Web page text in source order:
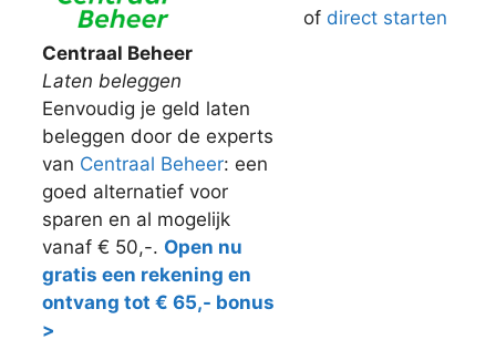
Centraal Beheer
Laten beleggen
Eenvoudig je geld laten
beleggen door de experts
van Centraal Beheer: een
goed alternatief voor
sparen en al mogelijk
vanaf € 50,-. Open nu
gratis een rekening en
ontvang tot € 65,- bonus
>
of direct starten